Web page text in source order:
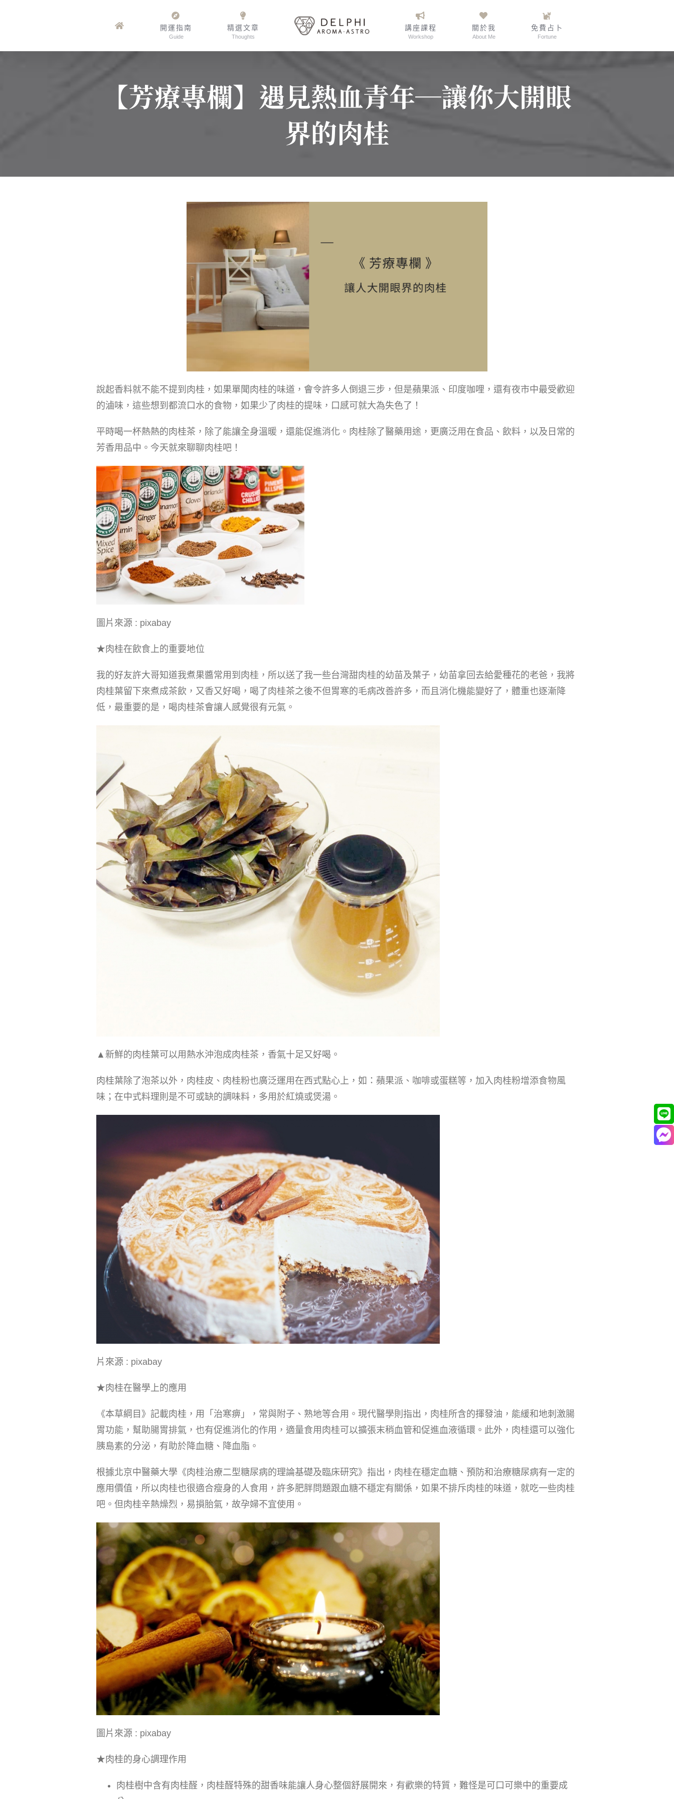
開運指南
Guide
精選文章
Thoughts
講座課程
Workshop
關於我
About Me
免費占卜
Fortune
【芳療專欄】遇見熱血青年─讓你大開眼
界的肉桂
說起香料就不能不提到肉桂，如果單聞肉桂的味道，會令許多人倒退三步，但是蘋果派、印度咖哩，還有夜市中最受歡迎
的滷味，這些想到都流口水的食物，如果少了肉桂的提味，口感可就大為失色了！
平時喝一杯熱熱的肉桂茶，除了能讓全身溫暖，還能促進消化。肉桂除了醫藥用途，更廣泛用在食品、飲料，以及日常的
芳香用品中。今天就來聊聊肉桂吧！
圖片來源 : pixabay
★肉桂在飲食上的重要地位
我的好友許大哥知道我煮果醬常用到肉桂，所以送了我一些台灣甜肉桂的幼苗及葉子，幼苗拿回去給愛種花的老爸，我將
肉桂葉留下來煮成茶飲，又香又好喝，喝了肉桂茶之後不但胃寒的毛病改善許多，而且消化機能變好了，體重也逐漸降
低，最重要的是，喝肉桂茶會讓人感覺很有元氣。
▲新鮮的肉桂葉可以用熱水沖泡成肉桂茶，香氣十足又好喝。
肉桂葉除了泡茶以外，肉桂皮、肉桂粉也廣泛運用在西式點心上，如：蘋果派、咖啡或蛋糕等，加入肉桂粉增添食物風
味；在中式料理則是不可或缺的調味料，多用於紅燒或煲湯。
片來源 : pixabay
★肉桂在醫學上的應用
《本草綱目》記載肉桂，用「治寒痹」，常與附子、熟地等合用。現代醫學則指出，肉桂所含的揮發油，能緩和地刺激腸
胃功能，幫助腸胃排氣，也有促進消化的作用，適量食用肉桂可以擴張末稍血管和促進血液循環。此外，肉桂還可以強化
胰島素的分泌，有助於降血糖、降血脂。
根據北京中醫藥大學《肉桂治療二型糖尿病的理論基礎及臨床研究》指出，肉桂在穩定血糖、預防和治療糖尿病有一定的
應用價值，所以肉桂也很適合瘦身的人食用，許多肥胖問題跟血糖不穩定有關係，如果不排斥肉桂的味道，就吃一些肉桂
吧。但肉桂辛熱燥烈，易損胎氣，故孕婦不宜使用。
圖片來源 : pixabay
★肉桂的身心調理作用
肉桂樹中含有肉桂醛，肉桂醛特殊的甜香味能讓人身心整個舒展開來，有歡樂的特質，難怪是可口可樂中的重要成